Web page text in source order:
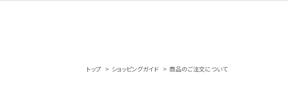
トップ > ショッピングガイド > 商品のご注文について